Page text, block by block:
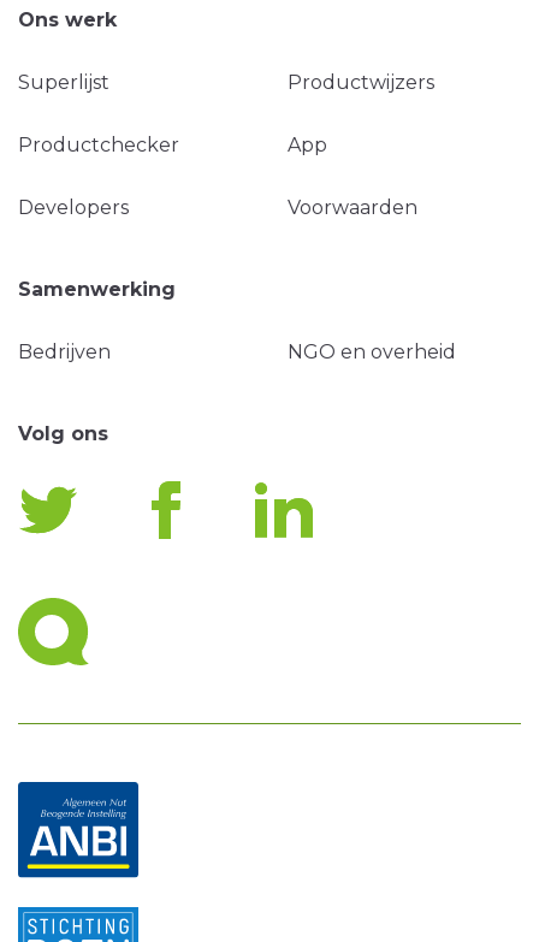
Ons werk
Superlijst Productwijzers
Productchecker App
Developers Voorwaarden
Samenwerking
Bedrijven NGO en overheid
Volg ons